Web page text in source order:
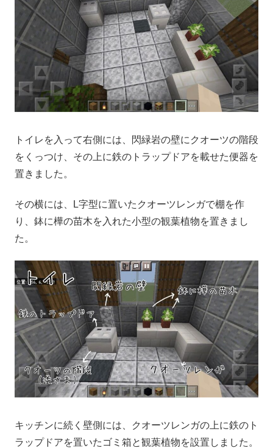
トイレを入って右側には、閃緑岩の壁にクオーツの階段
をくっつけ、その上に鉄のトラップドアを載せた便器を
置きました。
その横には、L字型に置いたクオーツレンガで棚を作
り、鉢に樺の苗木を入れた小型の観葉植物を置きまし
た。
キッチンに続く壁側には、クオーツレンガの上に鉄のト
ラップドアを置いたゴミ箱と観葉植物を設置しました。